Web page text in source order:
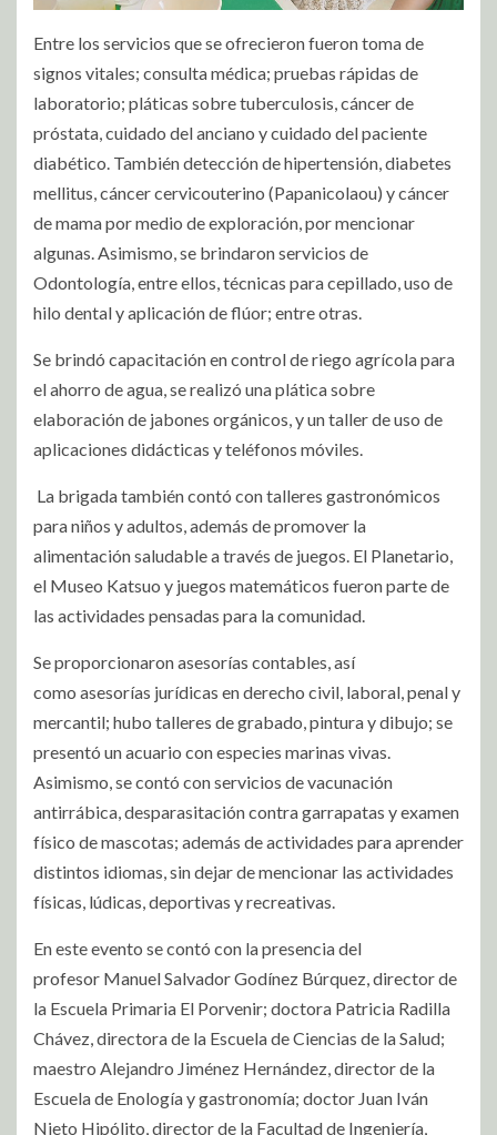
Entre los servicios que se ofrecieron fueron toma de
signos vitales; consulta médica; pruebas rápidas de
laboratorio; pláticas sobre tuberculosis, cáncer de
próstata, cuidado del anciano y cuidado del paciente
diabético. También detección de hipertensión, diabetes
mellitus, cáncer cervicouterino (Papanicolaou) y cáncer
de mama por medio de exploración, por mencionar
algunas. Asimismo, se brindaron servicios de
Odontología, entre ellos, técnicas para cepillado, uso de
hilo dental y aplicación de flúor; entre otras.
Se brindó capacitación en control de riego agrícola para
el ahorro de agua, se realizó una plática sobre
elaboración de jabones orgánicos, y un taller de uso de
aplicaciones didácticas y teléfonos móviles.
La brigada también contó con talleres gastronómicos
para niños y adultos, además de promover la
alimentación saludable a través de juegos. El Planetario,
el Museo Katsuo y juegos matemáticos fueron parte de
las actividades pensadas para la comunidad.
Se proporcionaron asesorías contables, así
como asesorías jurídicas en derecho civil, laboral, penal y
mercantil; hubo talleres de grabado, pintura y dibujo; se
presentó un acuario con especies marinas vivas.
Asimismo, se contó con servicios de vacunación
antirrábica, desparasitación contra garrapatas y examen
físico de mascotas; además de actividades para aprender
distintos idiomas, sin dejar de mencionar las actividades
físicas, lúdicas, deportivas y recreativas.
En este evento se contó con la presencia del
profesor Manuel Salvador Godínez Búrquez, director de
la Escuela Primaria El Porvenir; doctora Patricia Radilla
Chávez, directora de la Escuela de Ciencias de la Salud;
maestro Alejandro Jiménez Hernández, director de la
Escuela de Enología y gastronomía; doctor Juan Iván
Nieto Hipólito, director de la Facultad de Ingeniería,